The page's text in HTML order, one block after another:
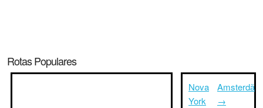
Rotas Populares
Nova
York
Amsterdã
→